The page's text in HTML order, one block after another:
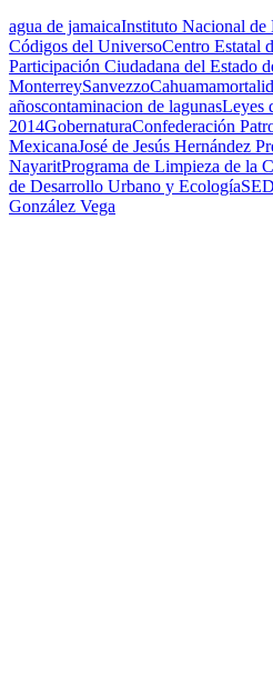
agua de jamaicaInstituto Nacional de
Códigos del UniversoCentro Estatal
Participación Ciudadana del Estado
MonterreySanvezzoCahuama
añoscontaminacion de lagunasLeyes
2014GobernaturaConfederación
MexicanaJosé de Jesús Hernández
NayaritPrograma de Limpieza de la
de Desarrollo Urbano y Ecología
González Vega